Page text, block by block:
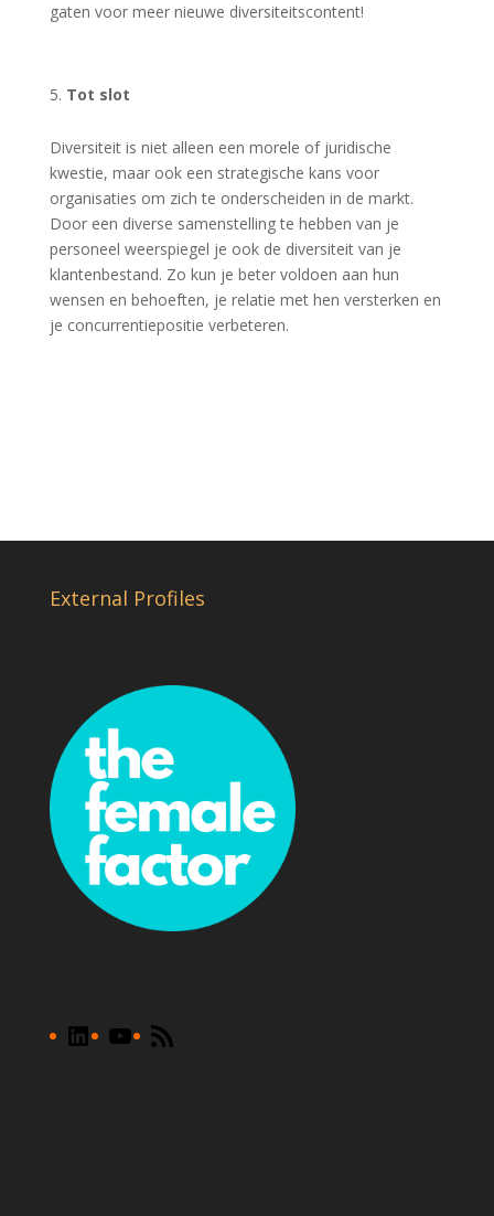
gaten voor meer nieuwe diversiteitscontent!
Tot slot
Diversiteit is niet alleen een morele of juridische
kwestie, maar ook een strategische kans voor
organisaties om zich te onderscheiden in de markt.
Door een diverse samenstelling te hebben van je
personeel weerspiegel je ook de diversiteit van je
klantenbestand. Zo kun je beter voldoen aan hun
wensen en behoeften, je relatie met hen versterken en
je concurrentiepositie verbeteren.
External Profiles
LinkedInYouTube